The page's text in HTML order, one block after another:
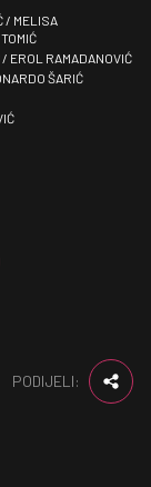
PODIJELI:
/ MELISA
EROL RAMADANOVIĆ
ŠARIĆ